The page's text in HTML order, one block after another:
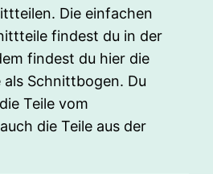
Die einfachen
findest du in der
findest du hier die
Schnittbogen. Du
Teile vom
die Teile aus der